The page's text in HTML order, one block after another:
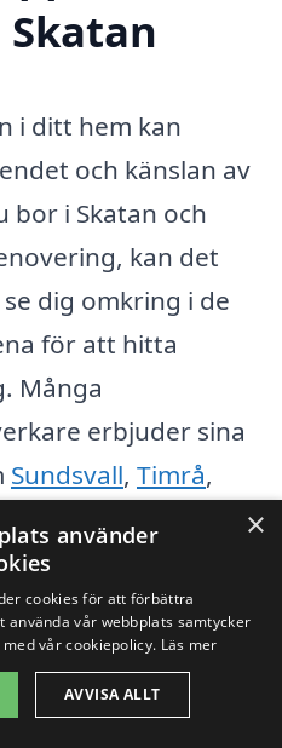
i ditt hem kan
och känslan av
bor i Skatan och
kan det
dig omkring i de
för att hitta
Många
erbjuder sina
Sundsvall, Timrå,
, och Njurunda. Att få
kan
utförs korrekt och
vår plattform,
×
använder
cookies för att förbättra
använda vår webbplats samtycker
vår cookiepolicy. Läs mer
AVVISA ALLT